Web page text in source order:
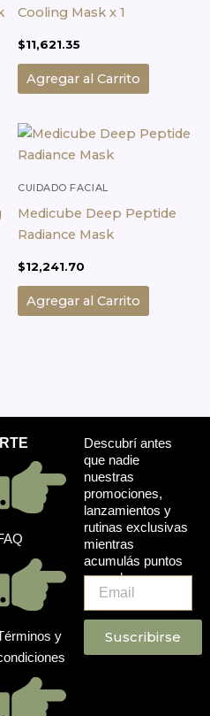
Cooling Mask x 1
$11,621.35
Agregar al Carrito
CUIDADO FACIAL
Medicube Deep Peptide
Radiance Mask
$12,241.70
Agregar al Carrito
y
Descubrí antes
que nadie
nuestras
promociones,
lanzamientos y
rutinas exclusivas
mientras
acumulás puntos
en cada compra.
Suscribirse